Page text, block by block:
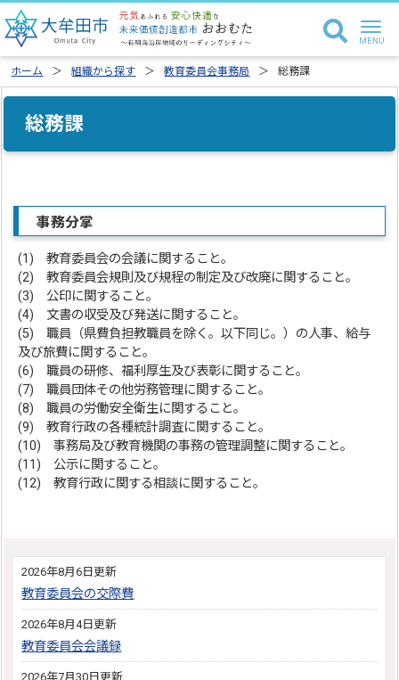
ホーム 組織から探す 教育委員会事務局 総務課
総務課
事務分掌
(1) 教育委員会の会議に関すること。
(2) 教育委員会規則及び規程の制定及び改廃に関すること。
(3) 公印に関すること。
(4) 文書の収受及び発送に関すること。
(5) 職員（県費負担教職員を除く。以下同じ。）の人事、給与
及び旅費に関すること。
(6) 職員の研修、福利厚生及び表彰に関すること。
(7) 職員団体その他労務管理に関すること。
(8) 職員の労働安全衛生に関すること。
(9) 教育行政の各種統計調査に関すること。
(10) 事務局及び教育機関の事務の管理調整に関すること。
(11) 公示に関すること。
(12) 教育行政に関する相談に関すること。
2026年8月6日更新
教育委員会の交際費
2026年8月4日更新
教育委員会会議録
2026年7月30日更新